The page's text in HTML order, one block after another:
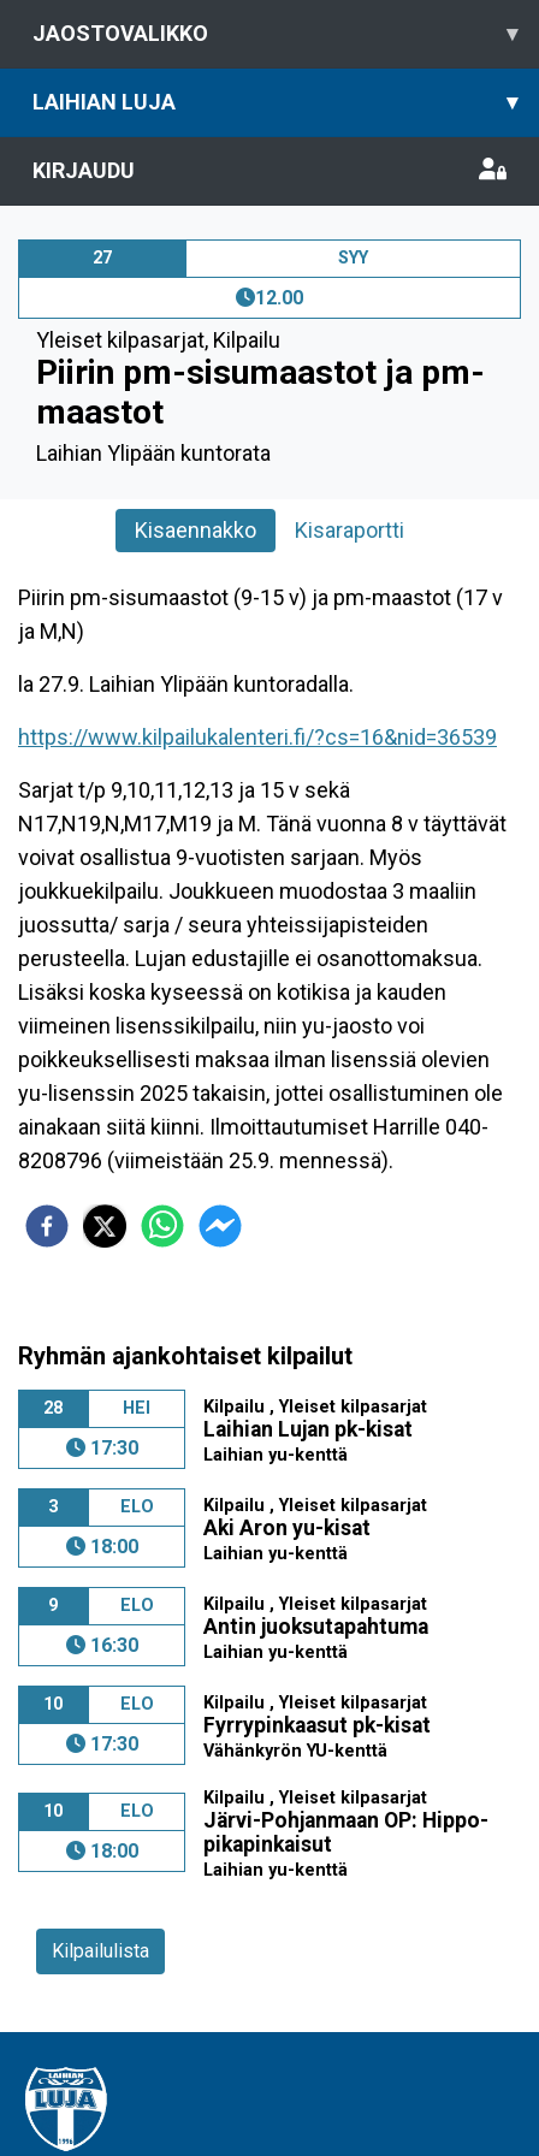
JAOSTOVALIKKO ▾
LAIHIAN LUJA ▾
KIRJAUDU
27 SYY
12.00
Yleiset kilpasarjat, Kilpailu
Piirin pm-sisumaastot ja pm-
maastot
Laihian Ylipään kuntorata
Kisaennakko Kisaraportti
Piirin pm-sisumaastot (9-15 v) ja pm-maastot (17 v
ja M,N)
la 27.9. Laihian Ylipään kuntoradalla.
https://www.kilpailukalenteri.fi/?cs=16&nid=36539
Sarjat t/p 9,10,11,12,13 ja 15 v sekä
N17,N19,N,M17,M19 ja M. Tänä vuonna 8 v täyttävät
voivat osallistua 9-vuotisten sarjaan. Myös
joukkuekilpailu. Joukkueen muodostaa 3 maaliin
juossutta/ sarja / seura yhteissijapisteiden
perusteella. Lujan edustajille ei osanottomaksua.
Lisäksi koska kyseessä on kotikisa ja kauden
viimeinen lisenssikilpailu, niin yu-jaosto voi
poikkeuksellisesti maksaa ilman lisenssiä olevien
yu-lisenssin 2025 takaisin, jottei osallistuminen ole
ainakaan siitä kiinni. Ilmoittautumiset Harrille 040-
8208796 (viimeistään 25.9. mennessä).
Ryhmän ajankohtaiset kilpailut
28 HEI
17:30
Kilpailu , Yleiset kilpasarjat
Laihian Lujan pk-kisat
Laihian yu-kenttä
3 ELO
18:00
Kilpailu , Yleiset kilpasarjat
Aki Aron yu-kisat
Laihian yu-kenttä
9 ELO
16:30
Kilpailu , Yleiset kilpasarjat
Antin juoksutapahtuma
Laihian yu-kenttä
10 ELO
17:30
Kilpailu , Yleiset kilpasarjat
Fyrrypinkaasut pk-kisat
Vähänkyrön YU-kenttä
10 ELO
18:00
Kilpailu , Yleiset kilpasarjat
Järvi-Pohjanmaan OP: Hippo-
pikapinkaisut
Laihian yu-kenttä
Kilpailulista